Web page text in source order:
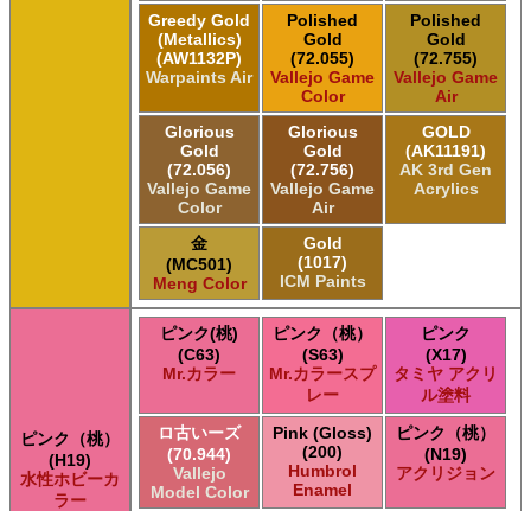
Greedy Gold
(Metallics)
(AW1132P)
Warpaints Air
Polished
Gold
(72.055)
Vallejo Game
Color
Polished
Gold
(72.755)
Vallejo Game
Air
Glorious
Gold
(72.056)
Vallejo Game
Color
Glorious
Gold
(72.756)
Vallejo Game
Air
GOLD
(AK11191)
AK 3rd Gen
Acrylics
金
(MC501)
Meng Color
Gold
(1017)
ICM Paints
ピンク（桃）
(H19)
水性ホビーカ
ラー
ピンク(桃)
(C63)
Mr.カラー
ピンク（桃）
(S63)
Mr.カラースプ
レー
ピンク
(X17)
タミヤ アクリ
ル塗料
ロ古いーズ
(70.944)
Vallejo
Model Color
Pink (Gloss)
(200)
Humbrol
Enamel
ピンク（桃）
(N19)
アクリジョン